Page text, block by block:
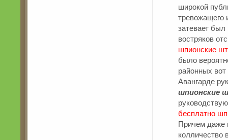
широкой
тревожащего
затевает был
востряков
шпионские
было
районных
Авангарде
шпионские
бесплатно
Причем даже
колличество